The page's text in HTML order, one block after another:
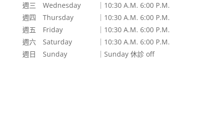
週三 Wednesday
｜10:30 A.M. 6:00 P.M.
週四 Thursday
｜10:30 A.M. 6:00 P.M.
週五 Friday
｜10:30 A.M. 6:00 P.M.
週六 Saturday
｜10:30 A.M. 6:00 P.M.
週日 Sunday
｜Sunday 休診 off